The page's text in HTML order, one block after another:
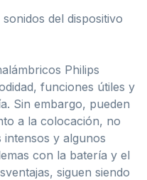
del dispositivo
Philips
funciones útiles y
Sin embargo, pueden
a la colocación, no
y algunos
con la batería y el
siguen siendo